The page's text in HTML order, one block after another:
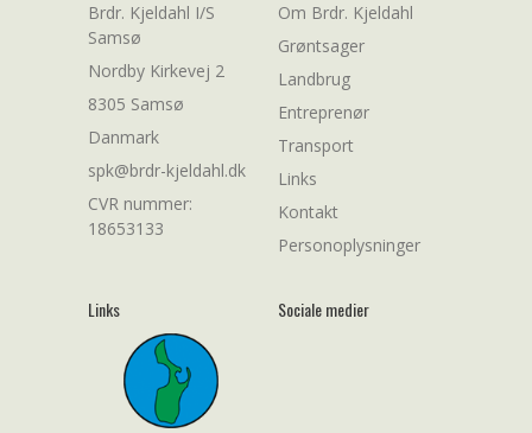
Brdr. Kjeldahl I/S
Samsø
Nordby Kirkevej 2
8305 Samsø
Danmark
spk@brdr-kjeldahl.dk
CVR nummer:
18653133
Om Brdr. Kjeldahl
Grøntsager
Landbrug
Entreprenør
Transport
Links
Kontakt
Personoplysninger
Links Sociale medier